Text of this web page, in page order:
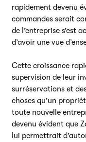
rapidement devenu
commandes serait
de l’entreprise s’est
d’avoir une vue
Cette croissance
supervision de leur
surréservations et
choses qu’un
toute nouvelle
devenu évident que
lui permettrait